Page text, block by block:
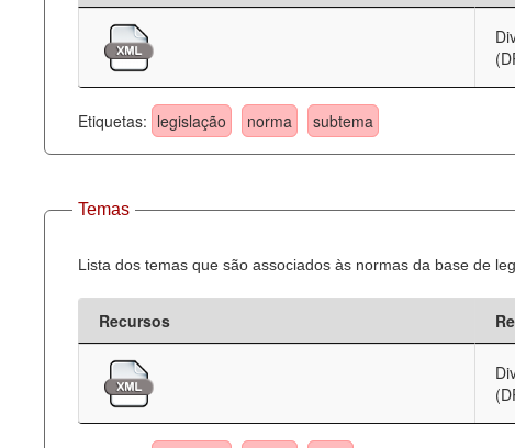
Etiquetas: legislação norma subtema
Temas
Lista dos temas que são associados às normas da base de
Recursos